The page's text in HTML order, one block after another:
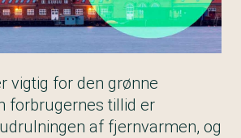
vigtig for den grønne
forbrugernes tillid er
af fjernvarmen, og